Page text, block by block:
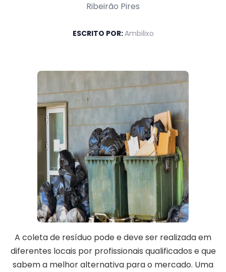
Ribeirão Pires
ESCRITO POR:Ambilixo
A coleta de resíduo pode e deve ser realizada em
diferentes locais por profissionais qualificados e que
sabem a melhor alternativa para o mercado. Uma